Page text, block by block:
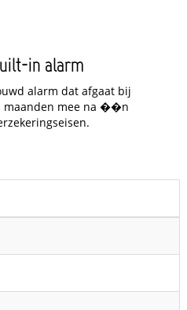
in alarm
alarm dat afgaat bij
maanden mee na ��n